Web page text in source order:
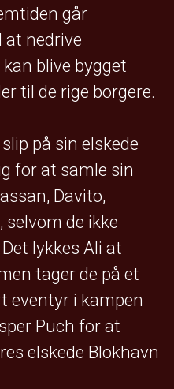
går
at nedrive
blive bygget
til de rige borgere.
på sin elskede
for at samle sin
Davito,
selvom de ikke
lykkes Ali at
tager de på et
eventyr i kampen
Puch for at
elskede Blokhavn